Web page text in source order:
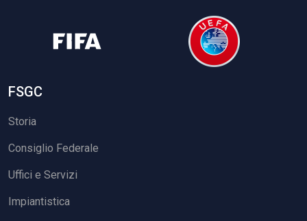
FSGC
Storia
Consiglio Federale
Uffici e Servizi
Impiantistica